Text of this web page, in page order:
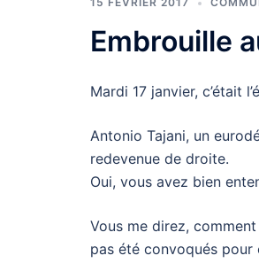
Embrouille
Mardi 17 janvier, c’était
Antonio Tajani, un
redevenue de droite.
Oui, vous avez bien
Vous me direz,
pas été convoqués pour